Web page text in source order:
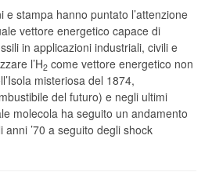
e stampa hanno puntato l’attenzione
vettore energetico capace di
in applicazioni industriali, civili e
l’H2 come vettore energetico non
misteriosa del 1874,
del futuro) e negli ultimi
molecola ha seguito un andamento
’70 a seguito degli shock